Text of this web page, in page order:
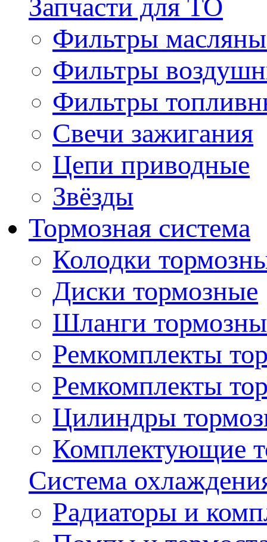
Запчасти для ТО
Фильтры
Фильтры
Фильтры
Свечи зажигания
Цепи приводные
Звёзды
Тормозная система
Колодки
Диски тормозные
Шланги
Ремкомплекты
Ремкомплекты
Цилиндры
Комплектующие
Система
Радиаторы и